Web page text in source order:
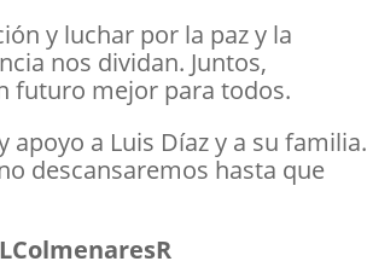
y luchar por la paz y la
nos dividan. Juntos,
futuro mejor para todos.
a Luis Díaz y a su familia.
descansaremos hasta que